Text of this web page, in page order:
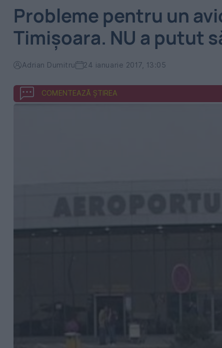
Probleme pentru un
Timişoara. NU a putut
Adrian Dumitru 24 ianuarie 2017, 13:05
COMENTEAZĂ ȘTIREA